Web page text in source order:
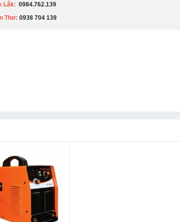
Lắk: 0984.762.139
Thơ:0938 704 139​